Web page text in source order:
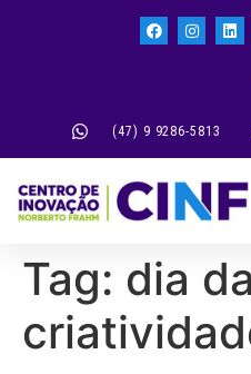
(47) 9 9286-5813
Tag: dia da